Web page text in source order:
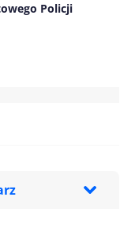
Policji